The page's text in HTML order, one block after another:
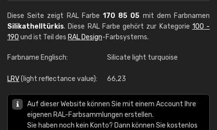
Diese Seite zeigt RAL Farbe 170 85 05 mit dem Farbnamen
Silikathelltürkis. Diese RAL Farbe gehört zur Kategorie 100 -
190 und ist Teil des RAL Design-Farbsystems.
Farbname Englisch: Silicate light turquoise
LRV(light reflectance value): 66,23
Auf dieser Website können Sie mit einem Account Ihre
eigenen RAL-Farbsammlungen erstellen.
Sie haben noch kein Konto? Dann können Sie kostenlos